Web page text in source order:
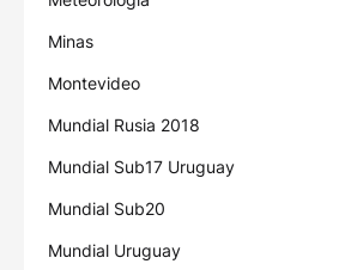
Minas
Montevideo
Mundial Rusia 2018
Mundial Sub17 Uruguay
Mundial Sub20
Mundial Uruguay